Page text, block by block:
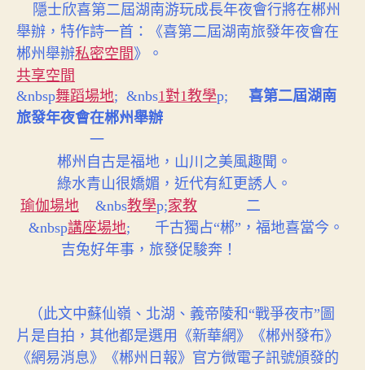
隱士欣喜第二屆湖南游玩成長年夜會行將在郴州
舉辦，特作詩一首：《喜第二屆湖南旅發年夜會在
郴州舉辦私密空間 》。
共享空間
&nbsp舞蹈場地; &nbs1對1教學p; 喜第二屆湖南
旅發年夜會在郴州舉辦
一
郴州自古是福地，山川之美風趣聞。
綠水青山很嬌媚，近代有紅更誘人。
瑜伽場地 &nbs教學p;家教 二
&nbsp講座場地; 千古獨占“郴”，福地喜當今。
吉兔好年事，旅發促駿奔！
（此文中蘇仙嶺、北湖、義帝陵和“戰爭夜市”圖
片是自拍，其他都是選用《新華網》《郴州發布》
《網易消息》《郴州日報》官方微電子訊號頒發的